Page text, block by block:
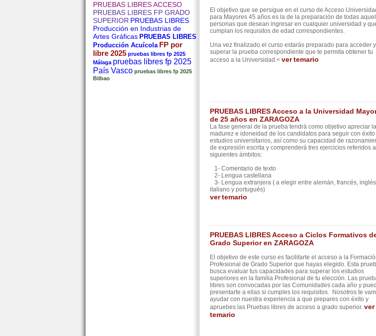
PRUEBAS LIBRES ACCESO
PRUEBAS LIBRES FP GRADO
SUPERIOR PRUEBAS LIBRES
Producción en Industrias de
Artes Gráficas PRUEBAS LIBRES
Producción Acuícola FP por
libre 2025 pruebas libres fp 2025
Málaga pruebas libres fp 2025
País Vasco pruebas libres fp 2025
Bilbao
El objetivo que se persigue en el curso de Acceso
para Mayores 45 años es la de la preparación de todas
personas que desean ingresar en cualquier universidad y
cumplan los requisitos de edad correspondientes.
Una vez finalizado el curso estarás preparado para acceder y
superar la prueba correspondiente que te permita obtener tu
acceso a la Universidad.< vertemario
PRUEBAS LIBRES Acceso a la Universidad
de 25 años en ZARAGOZA
La fase general de la prueba tendrá como objetivo apreciar la
madurez e idoneidad de los candidatos para seguir con éxito
estudios universitarios, así como su capacidad de
de expresión escrita y comprenderá tres ejercicios referidos
siguientes ámbitos:
1- Comentario de texto
2- Lengua castellana
3- Lengua extranjera ( a elegir entre alemán, francés,
italiano y portugués)
vertemario
PRUEBAS LIBRES Acceso a Ciclos Formativos
Grado Superior en ZARAGOZA
El objetivo de este curso es facilitarte el acceso a la
Profesional de Grado Superior que hayas elegido. Esta
busca evaluar tus capacidades para superar los estudios
superiores en la familia Profesional de tu elección. Las
libres son convocadas por las Comunidades cada año y
presentarte a ellas si cumples los requisitos. Nosotros te
ayudar con nuestra experiencia a que prepares con éxito y
apruebes las Pruebas libres de acceso a grado superior. ver
temario